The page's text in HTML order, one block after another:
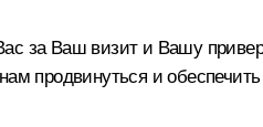
за Ваш визит и Вашу
продвинуться и